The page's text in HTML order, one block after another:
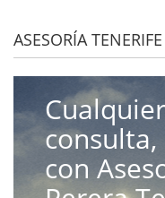
ASESORÍA
con